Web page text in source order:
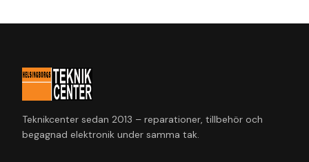
Teknikcenter sedan 2013 – reparationer, tillbehör och
begagnad elektronik under samma tak.